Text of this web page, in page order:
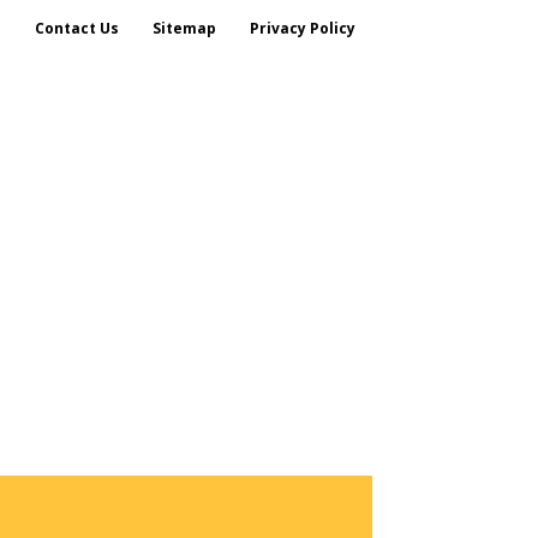
Contact Us Sitemap Privacy Policy